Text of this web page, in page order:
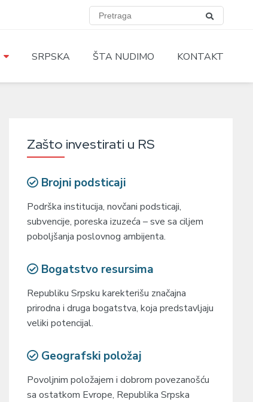
SRPSKA ŠTA NUDIMO KONTAKT
Zašto investirati u RS
Brojni podsticaji
Podrška institucija, novčani podsticaji,
subvencije, poreska izuzeća – sve sa ciljem
poboljšanja poslovnog ambijenta.
Bogatstvo resursima
Republiku Srpsku karekterišu značajna
prirodna i druga bogatstva, koja predstavljaju
veliki potencijal.
Geografski položaj
Povoljnim položajem i dobrom povezanošću
sa ostatkom Evrope, Republika Srpska